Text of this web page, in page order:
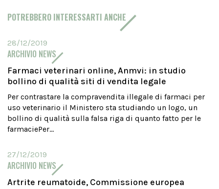
POTREBBERO INTERESSARTI ANCHE
28/12/2019
ARCHIVIO NEWS
Farmaci veterinari online, Anmvi: in studio
bollino di qualità siti di vendita legale
Per contrastare la compravendita illegale di farmaci per
uso veterinario il Ministero sta studiando un logo, un
bollino di qualità sulla falsa riga di quanto fatto per le
farmaciePer...
27/12/2019
ARCHIVIO NEWS
Artrite reumatoide, Commissione europea